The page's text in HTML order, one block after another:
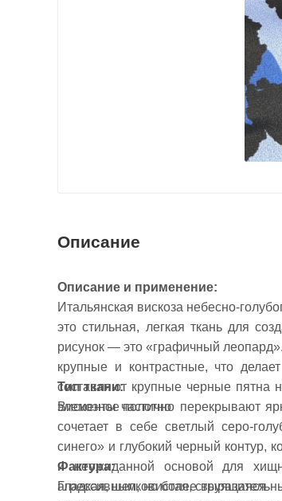
Описание
Описание и применение:
Итальянская вискоза небесно-
это стильная, легкая ткань для
рисунок — это «графичный
крупные и контрастные, что
составляют крупные черные
элементы частично перекрывают
сочетает в себе светлый серо-
синего» и глубокий черный контур,
и неожиданной основой для
агрессивным, но более
Тип ткани:
Вискозное полотно
Фактура:
Гладкая, шелковистая, струящаяся